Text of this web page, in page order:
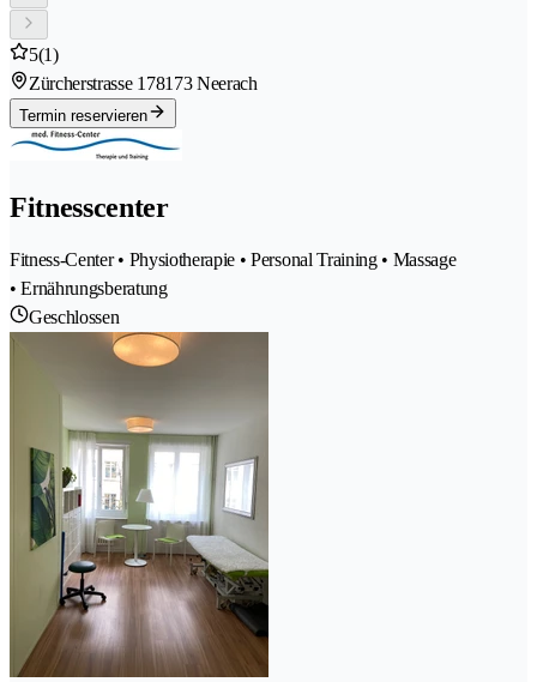
5(1)
Zürcherstrasse 178173 Neerach
Termin reservieren
Fitnesscenter
Fitness-Center • Physiotherapie • Personal Training • Massage
• Ernährungsberatung
Geschlossen